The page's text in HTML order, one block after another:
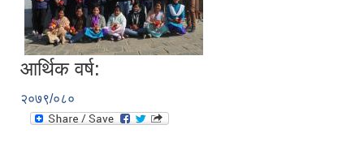
आर्थिक वर्ष:
२०७९/०८०